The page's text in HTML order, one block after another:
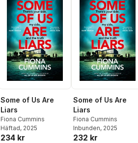
Some of Us Are
Liars
Fiona Cummins
Häftad, 2025
234 kr
Some of Us Are
Liars
Fiona Cummins
Inbunden, 2025
232 kr